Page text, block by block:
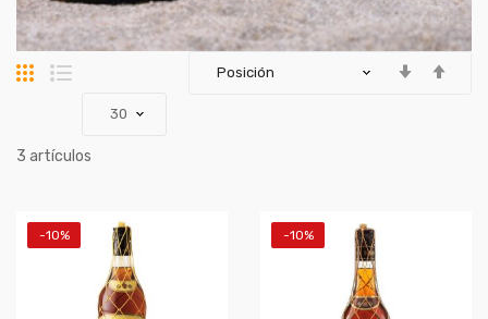
Parrilla
3 artículos
-10% -10%